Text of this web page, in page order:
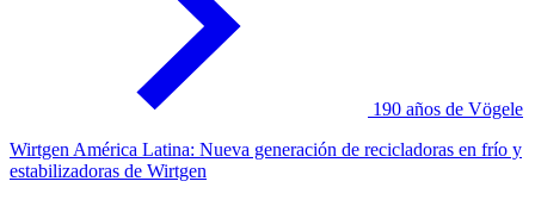
190 años de Vögele
Wirtgen América Latina: Nueva generación de recicladoras en frío y
estabilizadoras de Wirtgen